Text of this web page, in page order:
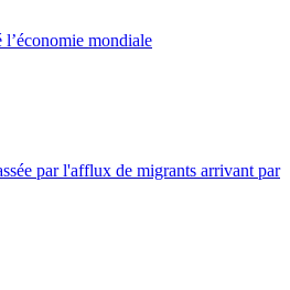
mondiale
par l'afflux de migrants arrivant par